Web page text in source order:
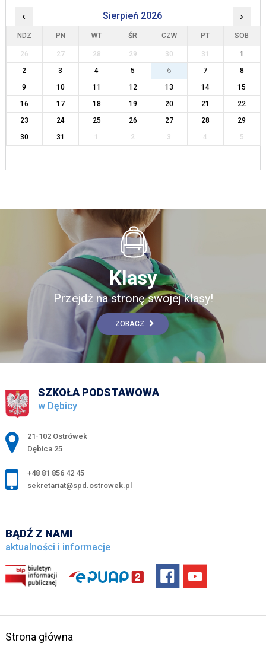
‹ Sierpień 2026 ›
NDZ PN WT ŚR CZW PT SOB
26 27 28 29 30 31
1
2
3 4 5 6 7
8
9
10 11 12 13 14
15
16
17 18 19 20 21
22
23
24 25 26 27 28
29
30
31 1 2 3 4 5
Klasy
Przejdź na stronę swojej klasy!
ZOBACZ
SZKOŁA PODSTAWOWA
w Dębicy
Adres pocztowy:
21-102 Ostrówek
Dębica 25
+48 81 856 42 45
sekretariat@spd.ostrowek.pl
BĄDŹ Z NAMI
aktualności i informacje
Strona główna